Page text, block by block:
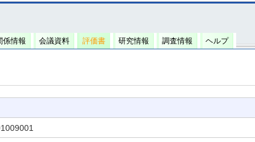
係情報 会議資料 評価書 研究情報 調査情報 ヘルプ